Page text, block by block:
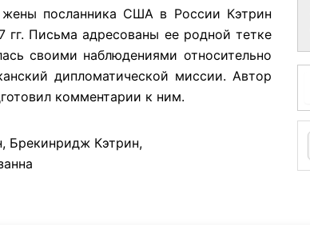
посланника США в России Кэтрин
гг. Письма адресованы ее родной тетке
своими наблюдениями относительно
дипломатической миссии. Автор
комментарии к ним.
Брекинридж Кэтрин,